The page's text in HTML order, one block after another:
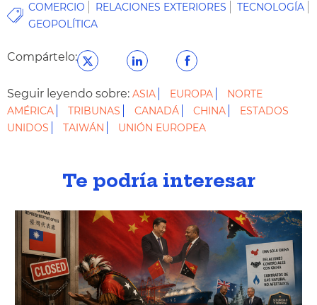
COMERCIO RELACIONES EXTERIORES
TECNOLOGÍA
GEOPOLÍTICA
Compártelo:
Seguir leyendo sobre: ASIA EUROPA
NORTE
AMÉRICA
TRIBUNAS CANADÁ CHINA
ESTADOS
UNIDOS
TAIWÁN UNIÓN EUROPEA
Te podría interesar